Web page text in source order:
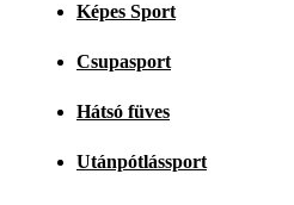
Képes Sport
Csupasport
Hátsó füves
Utánpótlássport